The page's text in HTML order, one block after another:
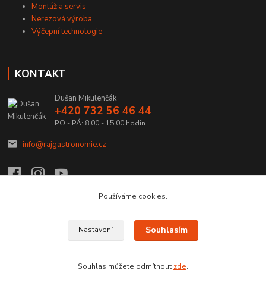
Montáž a servis
Nerezová výroba
Výčepní technologie
KONTAKT
Dušan Mikulenčák
+420 732 56 46 44
PO - PÁ: 8:00 - 15:00 hodin
info@rajgastronomie.cz
Upravit sběr cookies.
Copyright © 2026 Ráj Gastronomie.cz
Používáme cookies.
Nastavení Souhlasím
Souhlas můžete odmítnout zde.